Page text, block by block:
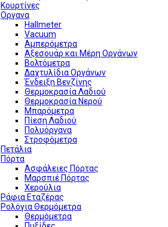
Κουρτίνες
Οργανα
Hallmeter
Vacuum
Αμπερόμετρα
Αξεσουάρ και Μέρη Οργάνων
Βολτόμετρα
Δαχτυλίδια Οργάνων
Ένδειξη Βενζίνης
Θερμοκρασία Λαδιού
Θερμοκρασία Νερού
Μπαρόμετρα
Πίεση Λαδιού
Πολυόργανα
Στροφόμετρα
Πετάλια
Πόρτα
Ασφάλειες Πόρτας
Μαρσπιέ Πόρτας
Χερούλια
Ράφια Εταζέρας
Ρολόγια Θερμόμετρα
Θερμόμετρα